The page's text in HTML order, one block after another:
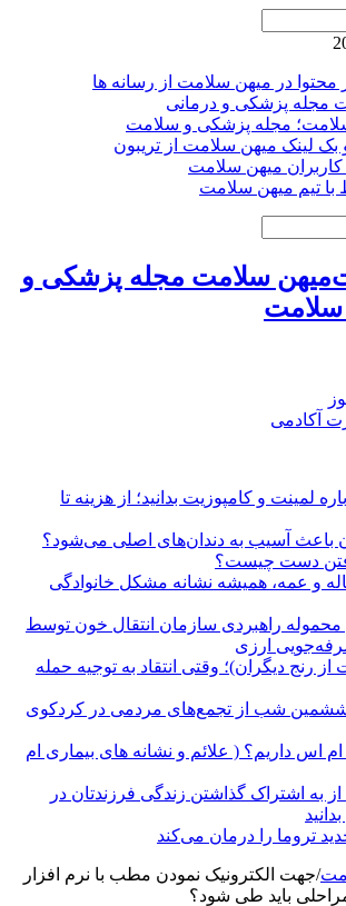
محتوا در میهن سلامت از رسانه ها
مجله پزشکی و درمانی
مجله پزشکی و سلامت
بک لینک میهن سلامت از تریبون
میهن سلامت
با تیم میهن سلامت
میهن سلامت مجله پزشکی و
آکادمی
لمینت و کامپوزیت بدانید؛ از هزینه تا
باعث آسیب به دندان‌های اصلی می‌شود؟
دست چیست؟
و عمه، همیشه نشانه مشکل خانوادگی
راهبردی سازمان انتقال خون توسط
ارزی
از رنج دیگران)؛ وقتی انتقاد به توجیه حمله
ششمین شب از تجمع‌های مردمی در کردکوی
اس داریم؟ ( علائم و نشانه های بیماری ام
از به اشتراک گذاشتن زندگی فرزندتان در
تروما را درمان می‌کند
/جهت الکترونیک نمودن مطب با نرم افزار
باید طی شود؟